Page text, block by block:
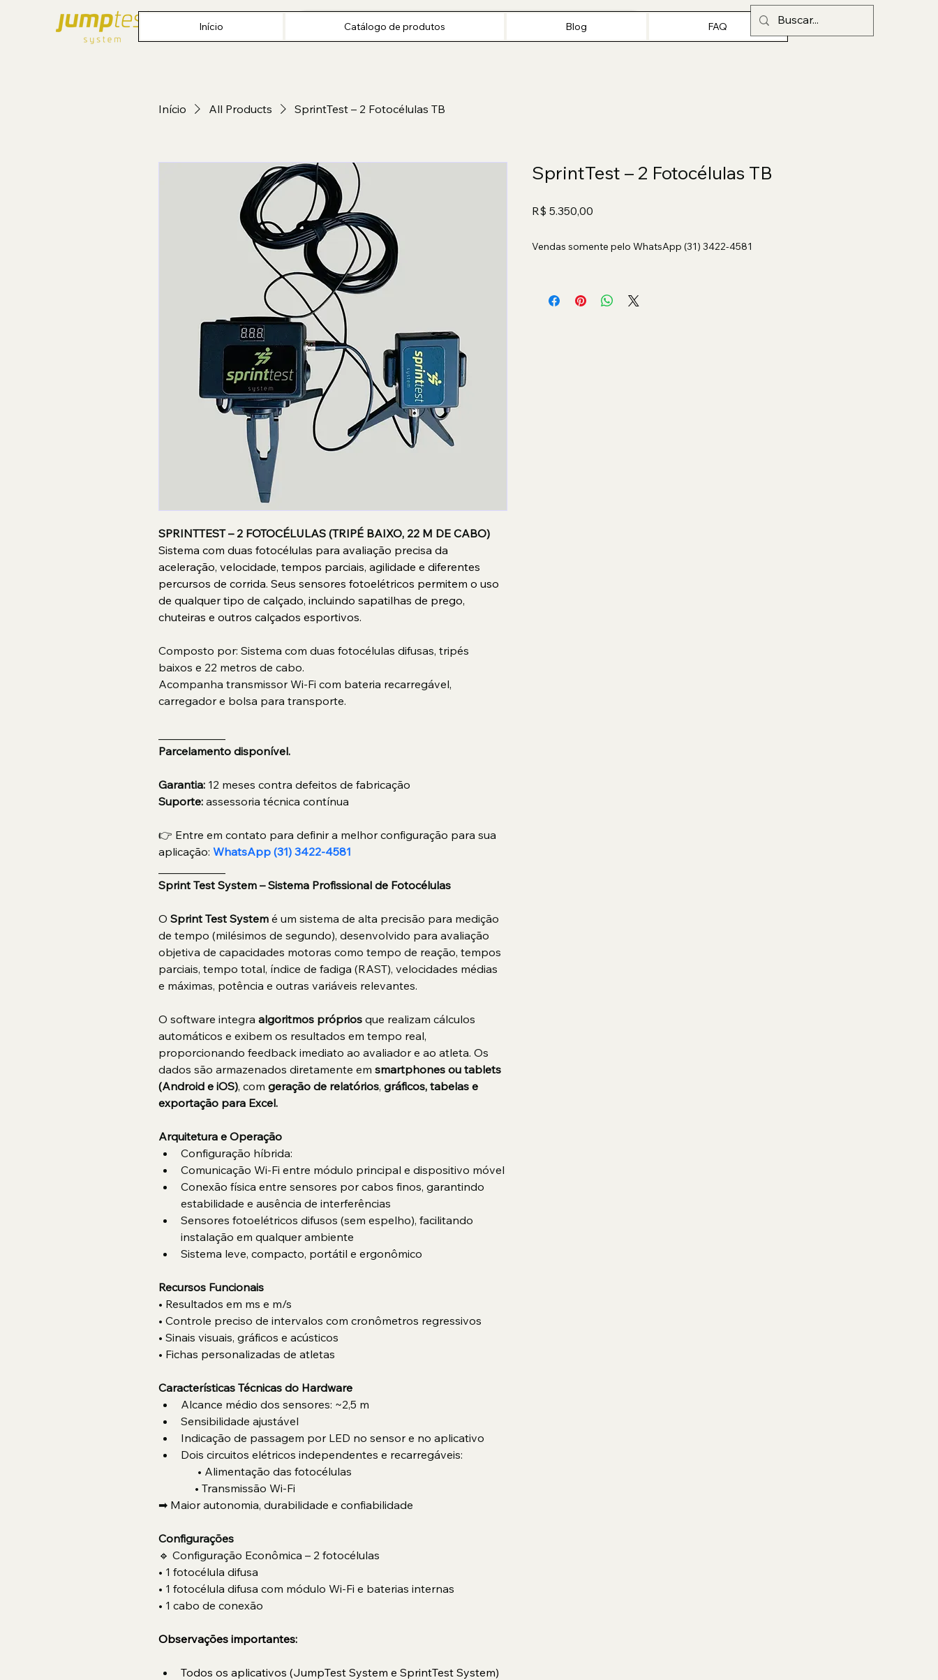
Início Catálogo de produtos FAQ
Início Catálogo de produtos Blog FAQ
Início All Products SprintTest – 2 Fotocélulas TB
SPRINTTEST – 2 FOTOCÉLULAS (TRIPÉ BAIXO, 22 M DE CABO)
Sistema com duas fotocélulas para avaliação precisa da
aceleração, velocidade, tempos parciais, agilidade e diferentes
percursos de corrida. Seus sensores fotoelétricos permitem o uso
de qualquer tipo de calçado, incluindo sapatilhas de prego,
chuteiras e outros calçados esportivos.
Composto por: Sistema com duas fotocélulas difusas, tripés
baixos e 22 metros de cabo.
Acompanha transmissor Wi-Fi com bateria recarregável,
carregador e bolsa para transporte.
Parcelamento disponível.
Garantia: 12 meses contra defeitos de fabricação
Suporte: assessoria técnica contínua
👉 Entre em contato para definir a melhor configuração para sua
aplicação: WhatsApp (31) 3422-4581
Sprint Test System – Sistema Profissional de Fotocélulas
O Sprint Test System é um sistema de alta precisão para medição
de tempo (milésimos de segundo), desenvolvido para avaliação
objetiva de capacidades motoras como tempo de reação, tempos
parciais, tempo total, índice de fadiga (RAST), velocidades médias
e máximas, potência e outras variáveis relevantes.
O software integra algoritmos próprios que realizam cálculos
automáticos e exibem os resultados em tempo real,
proporcionando feedback imediato ao avaliador e ao atleta. Os
dados são armazenados diretamente em smartphones ou tablets
(Android e iOS), com geração de relatórios, gráficos, tabelas e
exportação para Excel.
Arquitetura e Operação
Configuração híbrida:
Comunicação Wi-Fi entre módulo principal e dispositivo móvel
Conexão física entre sensores por cabos finos, garantindo
estabilidade e ausência de interferências
Sensores fotoelétricos difusos (sem espelho), facilitando
instalação em qualquer ambiente
Sistema leve, compacto, portátil e ergonômico
Recursos Funcionais
• Resultados em ms e m/s
• Controle preciso de intervalos com cronômetros regressivos
• Sinais visuais, gráficos e acústicos
• Fichas personalizadas de atletas
Características Técnicas do Hardware
Alcance médio dos sensores: ~2,5 m
Sensibilidade ajustável
Indicação de passagem por LED no sensor e no aplicativo
Dois circuitos elétricos independentes e recarregáveis:
• Alimentação das fotocélulas
• Transmissão Wi-Fi
➡ Maior autonomia, durabilidade e confiabilidade
Configurações
🔹 Configuração Econômica – 2 fotocélulas
• 1 fotocélula difusa
• 1 fotocélula difusa com módulo Wi-Fi e baterias internas
• 1 cabo de conexão
Observações importantes:
Todos os aplicativos (JumpTest System e SprintTest System)
SprintTest – 2 Fotocélulas TB
R$ 5.350,00
Vendas somente pelo WhatsApp (31) 3422-4581